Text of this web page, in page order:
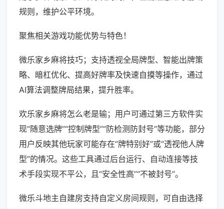
规则，维护公平环境。
聚焦相关游戏功能优势与特色！
微乐家乡麻将技巧；支持透视全局牌型、智能出牌策
略、暗杠优化、提高好牌率及快速自摸等操作，通过
AI算法调整牌局结果，提升胜率。
欢乐家乡麻将怎么老是输；用户可通过第三方软件实
现“随意选牌”“控制牌型”“防检测防封号”等功能，部分
用户反映其他玩家可能存在“牌特别好”或“透视他人牌
型”的情况。这些工具通过后台运行、自动连接等技
术手段实现不平公，且“安全性高”“不被封号”。
微乐斗地主自建房支持自定义房间规则，可自由选择